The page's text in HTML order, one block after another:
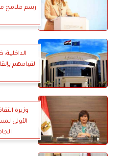
رسم ملامح
لقيامهم
وزيرة
الأولى